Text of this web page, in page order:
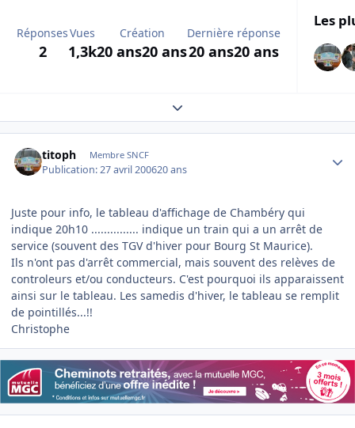
Réponses
2
Vues
1,3k
Création
20 ans20 ans
Dernière réponse
20 ans20 ans
Les
Expand topic overview
titoph Membre SNCF
Publication:27 avril 200620 ans
Juste pour info, le tableau d'affichage de Chambéry qui
indique 20h10 ............... indique un train qui a un arrêt de
service (souvent des TGV d'hiver pour Bourg St Maurice).
Ils n'ont pas d'arrêt commercial, mais souvent des relèves de
controleurs et/ou conducteurs. C'est pourquoi ils apparaissent
ainsi sur le tableau. Les samedis d'hiver, le tableau se remplit
de pointillés...!!
Christophe